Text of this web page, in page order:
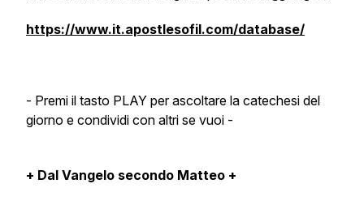
https://www.it.apostlesofil.com/database/
- Premi il tasto PLAY per ascoltare la catechesi del
giorno e condividi con altri se vuoi -
+ Dal Vangelo secondo Matteo +